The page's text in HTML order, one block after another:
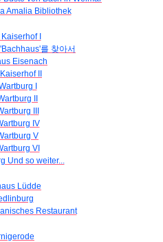
Amalia Bibliothek
I
를 찾아서
Eisenach
II
I
II
III
IV
V
VI
Und so weiter...
Lüdde
Restaurant